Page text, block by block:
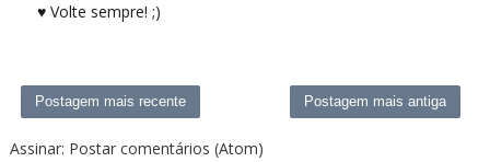
♥ Volte sempre! ;)
Postagem mais recente Postagem mais antiga
Assinar: Postar comentários (Atom)